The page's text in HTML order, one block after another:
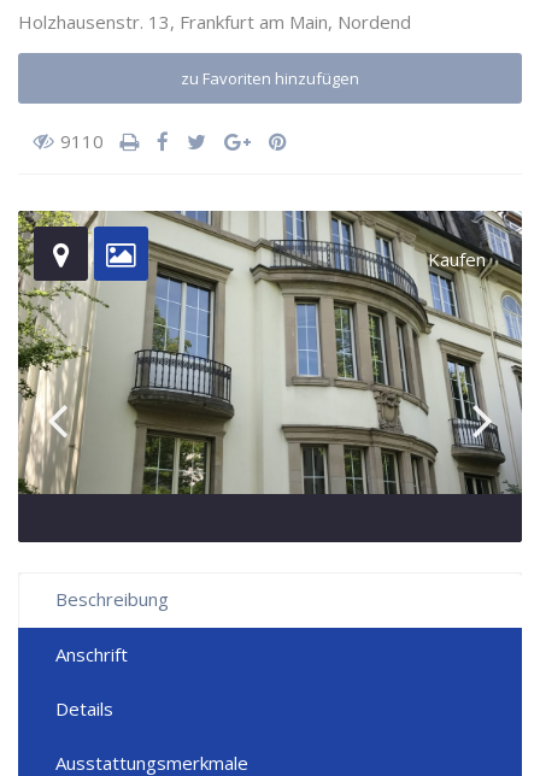
Holzhausenstr. 13, Frankfurt am Main, Nordend
zu Favoriten hinzufügen
9110
Kaufen
Beschreibung
Anschrift
Details
Ausstattungsmerkmale